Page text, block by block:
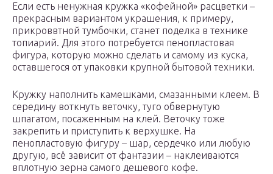
Если есть ненужная кружка «кофейной» расцветки –
прекрасным вариантом украшения, к примеру,
прикроввтной тумбочки, станет поделка в технике
топиарий. Для этого потребуется пенопластовая
фигура, которую можно сделать и самому из куска,
оставшегося от упаковки крупной бытовой техники.
Кружку наполнить камешками, смазанными клеем. В
середину воткнуть веточку, туго обвернутую
шпагатом, посаженным на клей. Веточку тоже
закрепить и приступить к верхушке. На
пенопластовую фигуру – шар, сердечко или любую
другую, всё зависит от фантазии – наклеиваются
вплотную зерна самого дешевого кофе.